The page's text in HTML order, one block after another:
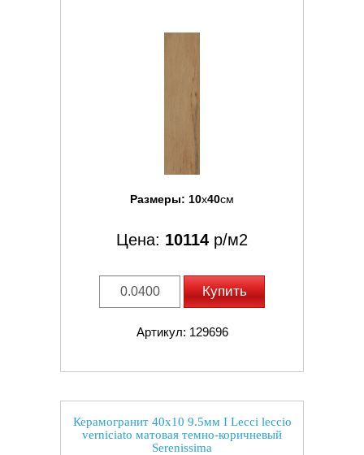
Размеры: 10x40см
Цена: 10114 р/м2
Купить
Артикул: 129696
Керамогранит 40x10 9.5мм I Lecci leccio
verniciato матовая темно-коричневый
Serenissima